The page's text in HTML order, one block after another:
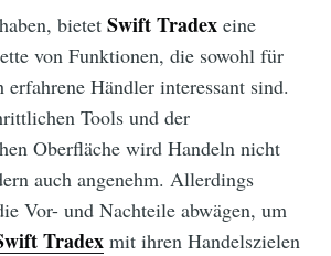
bietet Swift Tradex eine
von Funktionen, die sowohl für
erfahrene Händler interessant sind.
Tools und der
Oberfläche wird Handeln nicht
auch angenehm. Allerdings
Vor- und Nachteile abwägen, um
Tradex mit ihren Handelszielen